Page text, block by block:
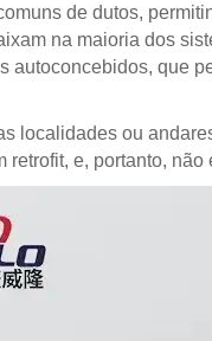
de dutos,
na maioria dos
autoconcebidos, que
localidades ou
e, portanto,